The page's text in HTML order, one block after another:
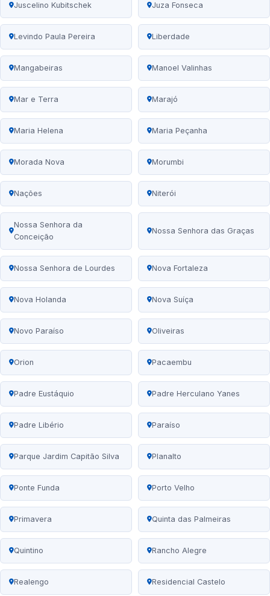
Juscelino Kubitschek Juza Fonseca
Levindo Paula Pereira Liberdade
Mangabeiras Manoel Valinhas
Mar e Terra Marajó
Maria Helena Maria Peçanha
Morada Nova Morumbi
Nações Niterói
Nossa Senhora da
Conceição
Nossa Senhora das Graças
Nossa Senhora de Lourdes Nova Fortaleza
Nova Holanda Nova Suíça
Novo Paraíso Oliveiras
Orion Pacaembu
Padre Eustáquio Padre Herculano Yanes
Padre Libério Paraíso
Parque Jardim Capitão Silva Planalto
Ponte Funda Porto Velho
Primavera Quinta das Palmeiras
Quintino Rancho Alegre
Realengo Residencial Castelo